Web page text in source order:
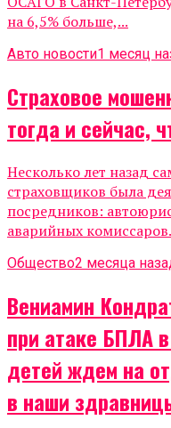
на 6,5% больше,...
Авто новости1 месяц
Страховое
тогда и сейчас,
Несколько лет назад
страховщиков была
посредников:
аварийных
Общество2 месяца
Вениамин
при атаке БПЛА
детей ждем на
в наши